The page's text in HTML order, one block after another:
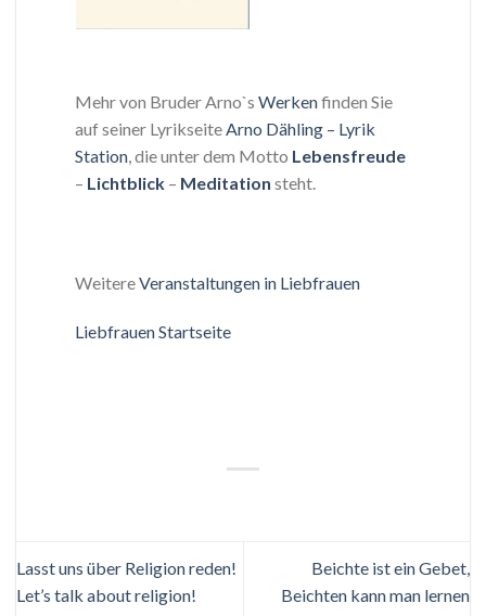
Mehr von Bruder Arno`s Werkenfinden Sie
auf seiner LyrikseiteArno Dähling – Lyrik
Station, die unter dem Motto Lebensfreude
– Lichtblick – Meditation steht.
WeitereVeranstaltungen in Liebfrauen
Liebfrauen Startseite
Lasst uns über Religion reden!
Let’s talk about religion!
Beichte ist ein Gebet,
Beichten kann man lernen